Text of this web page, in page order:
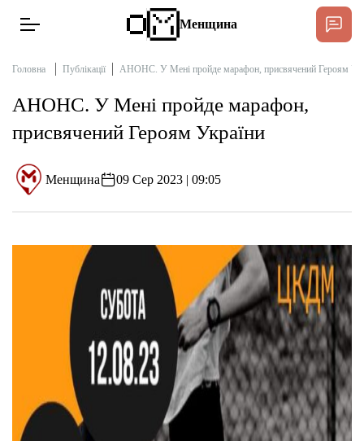
Новини
Інтерв’ю
Публікації
Про нас
Бюджет
Тендери
Підтримати
Менщина
Головна Публікації АНОНС. У Мені пройде марафон, присвячений Героям
АНОНС. У Мені пройде марафон,
присвячений Героям України
Менщина 09 Сер 2023 | 09:05